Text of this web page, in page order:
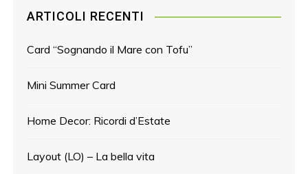
ARTICOLI RECENTI
Card “Sognando il Mare con Tofu”
Mini Summer Card
Home Decor: Ricordi d’Estate
Layout (LO) – La bella vita